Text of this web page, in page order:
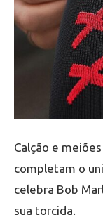
Calção e
completam o
celebra Bob
sua torcida.